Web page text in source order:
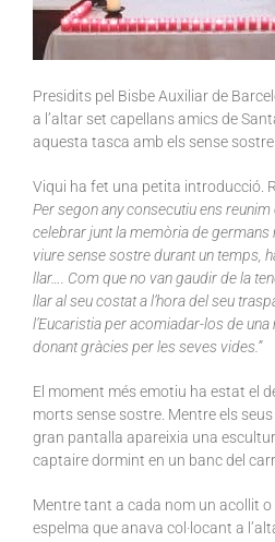
Presidits pel Bisbe Auxiliar de
a l’altar set capellans amics de
aquesta tasca amb els sense sostre.
Viqui ha fet una petita introducció.
Per segon any consecutiu ens reunim
celebrar junt la memòria de
viure sense sostre durant un temps,
llar…. Com que no van gaudir de la
llar al seu costat a l’hora del seu
l’Eucaristia per acomiadar-los de
donant gràcies per lesseves vides.”
El moment més emotiu ha estat el
morts sense sostre. Mentre els
gran pantalla apareixia una
captaire dormint en un banc del
Mentre tant a cada nom un acollit
espelma que anava col·locant a